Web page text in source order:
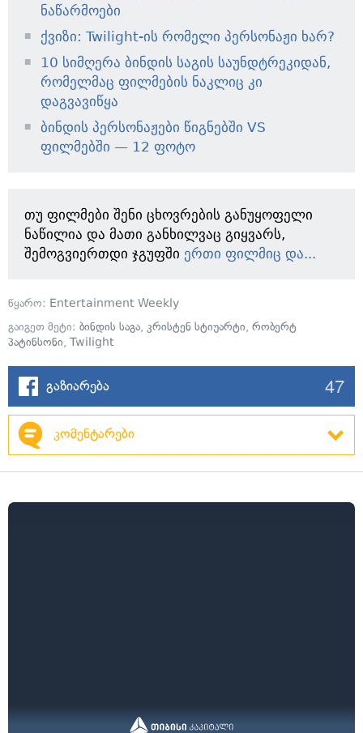
ნაწარმოები
ქვიზი: Twilight-ის რომელი პერსონაჟი ხარ?
10 სიმღერა ბინდის საგის საუნდტრეკიდან,
რომელმაც ფილმების ნაკლიც კი
დაგვავიწყა
ბინდის პერსონაჟები წიგნებში VS
ფილმებში — 12 ფოტო
თუ ფილმები შენი ცხოვრების განუყოფელი
ნაწილია და მათი განხილვაც გიყვარს,
შემოგვიერთდი ჯგუფში ერთი ფილმიც და...
წყარო: Entertainment Weekly
გაიგეთ მეტი: ბინდის საგა, კრისტენ სტიუარტი, რობერტ
პატინსონი, Twilight
გაზიარება 47
კომენტარები